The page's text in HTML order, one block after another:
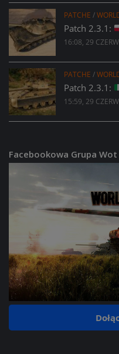
PATCHE /
Patch 2.3.1:
16:08, 29
PATCHE /
Patch 2.3.1:
15:59, 29
Facebookowa Grupa Wot